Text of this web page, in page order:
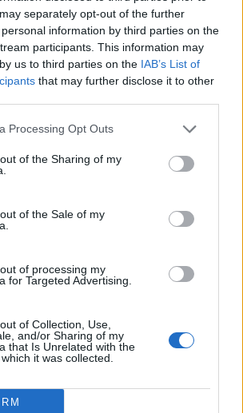
separately opt-out of the further
information by third parties on the
participants. This information may
us to third parties on the IAB’s List of
that may further disclose it to other
Processing Opt Outs
of the Sharing of my
of the Sale of my
of processing my
for Targeted Advertising.
of Collection, Use,
and/or Sharing of my
that Is Unrelated with the
it was collected.
Klart att servera.
25 MAJ, 2014